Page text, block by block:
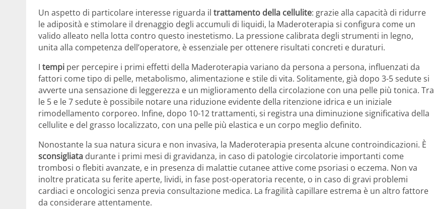
Un aspetto di particolare interesse riguarda il trattamento della cellulite: grazie alla capacità di ridurre
le adiposità e stimolare il drenaggio degli accumuli di liquidi, la Maderoterapia si configura come un
valido alleato nella lotta contro questo inestetismo. La pressione calibrata degli strumenti in legno,
unita alla competenza dell’operatore, è essenziale per ottenere risultati concreti e duraturi.
I tempi per percepire i primi effetti della Maderoterapia variano da persona a persona, influenzati da
fattori come tipo di pelle, metabolismo, alimentazione e stile di vita. Solitamente, già dopo 3-5 sedute si
avverte una sensazione di leggerezza e un miglioramento della circolazione con una pelle più tonica. Tra
le 5 e le 7 sedute è possibile notare una riduzione evidente della ritenzione idrica e un iniziale
rimodellamento corporeo. Infine, dopo 10-12 trattamenti, si registra una diminuzione significativa della
cellulite e del grasso localizzato, con una pelle più elastica e un corpo meglio definito.
Nonostante la sua natura sicura e non invasiva, la Maderoterapia presenta alcune controindicazioni. È
sconsigliata durante i primi mesi di gravidanza, in caso di patologie circolatorie importanti come
trombosi o flebiti avanzate, e in presenza di malattie cutanee attive come psoriasi o eczema. Non va
inoltre praticata su ferite aperte, lividi, in fase post-operatoria recente, o in caso di gravi problemi
cardiaci e oncologici senza previa consultazione medica. La fragilità capillare estrema è un altro fattore
da considerare attentamente.